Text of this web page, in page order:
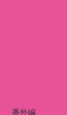
番外編